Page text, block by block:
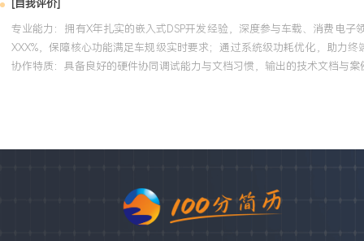
[自我评价]
专业能力：拥有X年扎实的嵌入式DSP开发经验，深度参与车载、消费电
XXX%，保障核心功能满足车规级实时要求；通过系统级功耗优化，助力
协作特质：具备良好的硬件协同调试能力与文档习惯，输出的技术文档与